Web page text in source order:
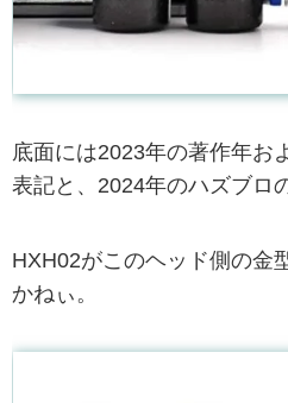
底面には2023年の著作年お
表記と、2024年のハズブロ
HXH02がこのヘッド側の金
かねぃ。